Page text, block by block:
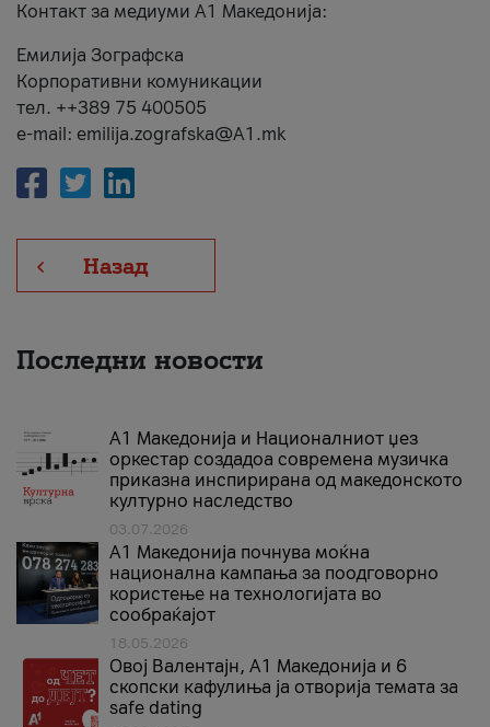
Контакт за медиуми А1 Македонија:
Емилија Зографска
Корпоративни комуникации
тел. ++389 75 400505
e-mail: emilija.zografska@A1.mk
Назад
Последни новости
А1 Македонија и Националниот џез
оркестар создадоа современа музичка
приказна инспирирана од македонското
културно наследство
03.07.2026
A1 Македонија почнува моќна
национална кампања за поодговорно
користење на технологијата во
сообраќајот
18.05.2026
Овој Валентајн, A1 Македонија и 6
скопски кафулиња ја отворија темата за
safe dating